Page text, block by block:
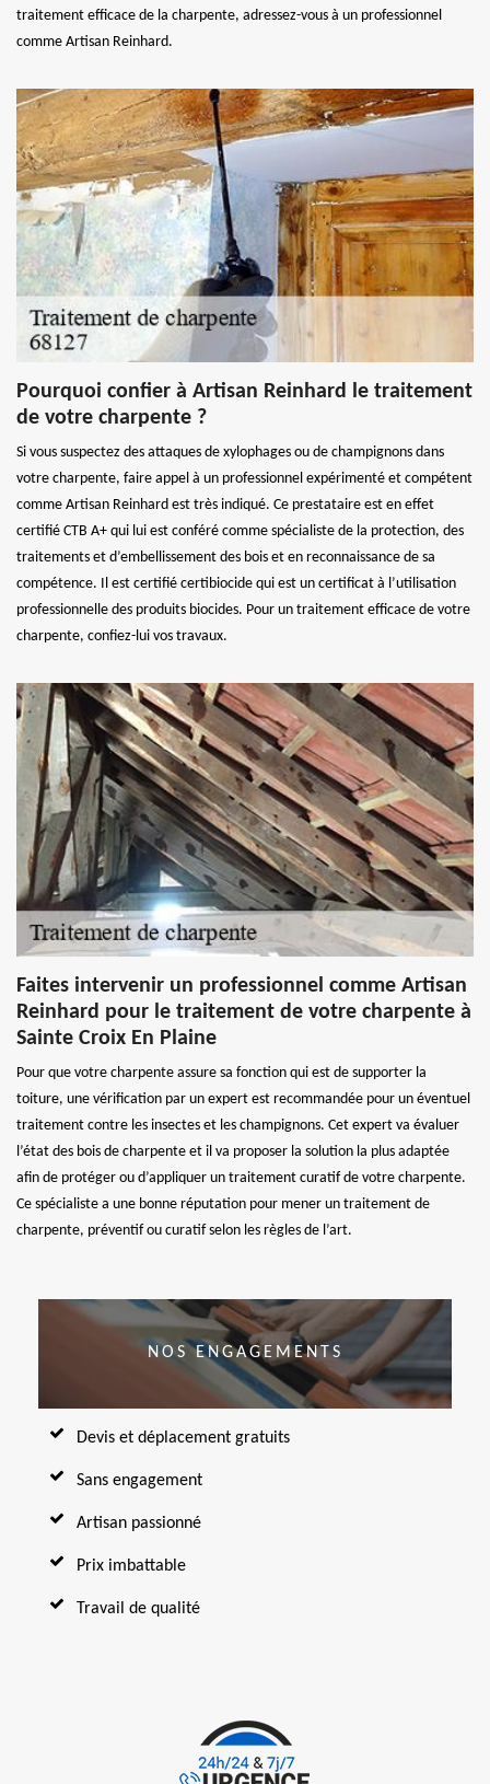
traitement efficace de la charpente, adressez-vous à un professionnel
comme Artisan Reinhard.
Pourquoi confier à Artisan Reinhard le traitement
de votre charpente ?
Si vous suspectez des attaques de xylophages ou de champignons dans
votre charpente, faire appel à un professionnel expérimenté et compétent
comme Artisan Reinhard est très indiqué. Ce prestataire est en effet
certifié CTB A+ qui lui est conféré comme spécialiste de la protection, des
traitements et d’embellissement des bois et en reconnaissance de sa
compétence. Il est certifié certibiocide qui est un certificat à l’utilisation
professionnelle des produits biocides. Pour un traitement efficace de votre
charpente, confiez-lui vos travaux.
Faites intervenir un professionnel comme Artisan
Reinhard pour le traitement de votre charpente à
Sainte Croix En Plaine
Pour que votre charpente assure sa fonction qui est de supporter la
toiture, une vérification par un expert est recommandée pour un éventuel
traitement contre les insectes et les champignons. Cet expert va évaluer
l’état des bois de charpente et il va proposer la solution la plus adaptée
afin de protéger ou d’appliquer un traitement curatif de votre charpente.
Ce spécialiste a une bonne réputation pour mener un traitement de
charpente, préventif ou curatif selon les règles de l’art.
NOS ENGAGEMENTS
Devis et déplacement gratuits
Sans engagement
Artisan passionné
Prix imbattable
Travail de qualité